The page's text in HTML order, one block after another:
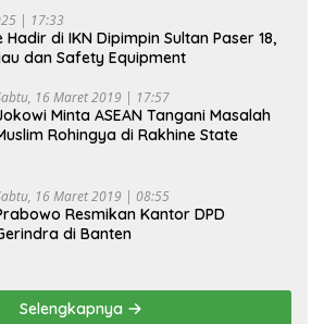
| 17:33
di IKN Dipimpin Sultan Paser 18,
dan Safety Equipment
16 Maret 2019 | 17:57
Minta ASEAN Tangani Masalah
Rohingya di Rakhine State
16 Maret 2019 | 08:55
Resmikan Kantor DPD
di Banten
Selengkapnya